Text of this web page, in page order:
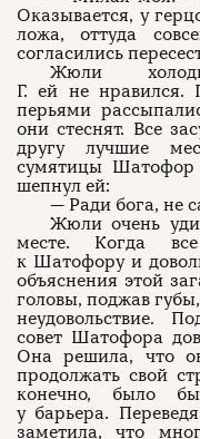
Оказывается, у
ложа, оттуда
согласились
Жюли
Г. ей не нравился.
перьями
они стеснят. Все
другу лучшие
сумятицы
шепнул ей:
— Ради бога, не
Жюли очень
месте. Когда
к Шатофору и
объяснения этой
головы, поджав
неудовольствие.
совет Шатофора
Она решила, что
продолжать свой
конечно, было
у барьера.
заметила, что